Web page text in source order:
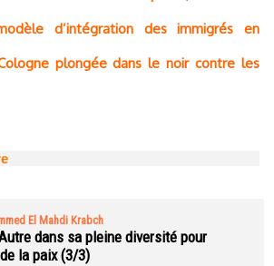
d’intégration des immigrés en
plongée dans le noir contre les
El Mahdi Krabch
dans sa pleine diversité pour
la paix (3/3)